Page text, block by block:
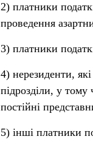
2) платники
проведення
3) платники
4) нерезиденти,
підрозділи, у тому
постійні
5) інші платники